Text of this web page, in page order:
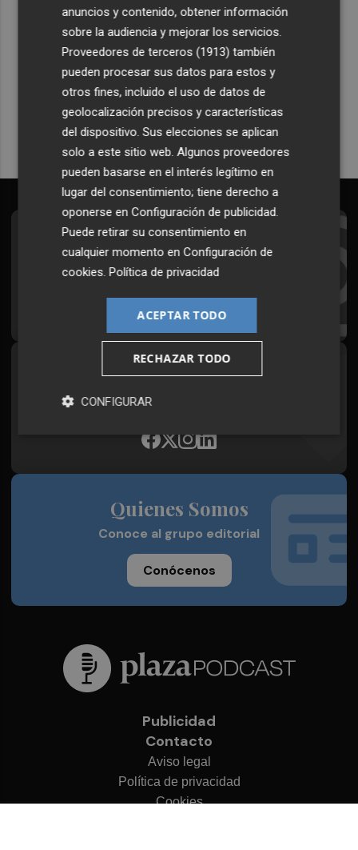
Recibe toda la actualidad de
Plaza Podcast en tu correo
Quiero suscribirme
Suscríbete al Boletín
Todos los días a primera hora en tu email
Síguenos en redes
Plaza Podcast, desde cualquier medio
Quienes Somos
Conoce al grupo editorial
Conócenos
Publicidad
Contacto
Aviso legal
Política de privacidad
Cookies
anuncios y contenido, obtener información
sobre la audiencia y mejorar los servicios.
Proveedores de terceros (1913) también
pueden procesar sus datos para estos y
otros fines, incluido el uso de datos de
geolocalización precisos y características
del dispositivo. Sus elecciones se aplican
solo a este sitio web. Algunos proveedores
pueden basarse en el interés legítimo en
lugar del consentimiento; tiene derecho a
oponerse enConfiguración de publicidad.
Puede retirar su consentimiento en
cualquier momento enConfiguración de
cookies.Política de privacidad
ACEPTAR TODO
RECHAZAR TODO
CONFIGURAR